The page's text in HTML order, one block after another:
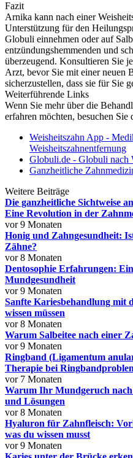
Fazit
Arnika kann nach einer
Unterstützung für den
Globuli einnehmen oder auf
entzündungshemmenden und
überzeugend. Konsultieren Sie
Arzt, bevor Sie mit einer neuen
sicherzustellen, dass sie für Sie
Weiterführende Links
Wenn Sie mehr über die
erfahren möchten, besuchen
Weisheitszahn App -
Weisheitszahnentfernung
Globuli.de - Globuli nach
Ganzheitliche
Weitere Beiträge
Die ganzheitliche Sichtweise
Eine Revolution in der
vor 9 Monaten
Honig und Zahngesundheit:
Zähne?
vor 8 Monaten
Dentosophie Erfahrungen:
Mundgesundheit
vor 9 Monaten
Sanfte Kariesbehandlung mit
wissen müssen
vor 8 Monaten
Warum Salbeitee nach einer
vor 9 Monaten
Ringband (Ligamentum
Therapie bei
vor 7 Monaten
Warum Ihr Mundgeruch
und Lösungen
vor 8 Monaten
Hyaluron für Zahnfleisch:
was du wissen musst
vor 9 Monaten